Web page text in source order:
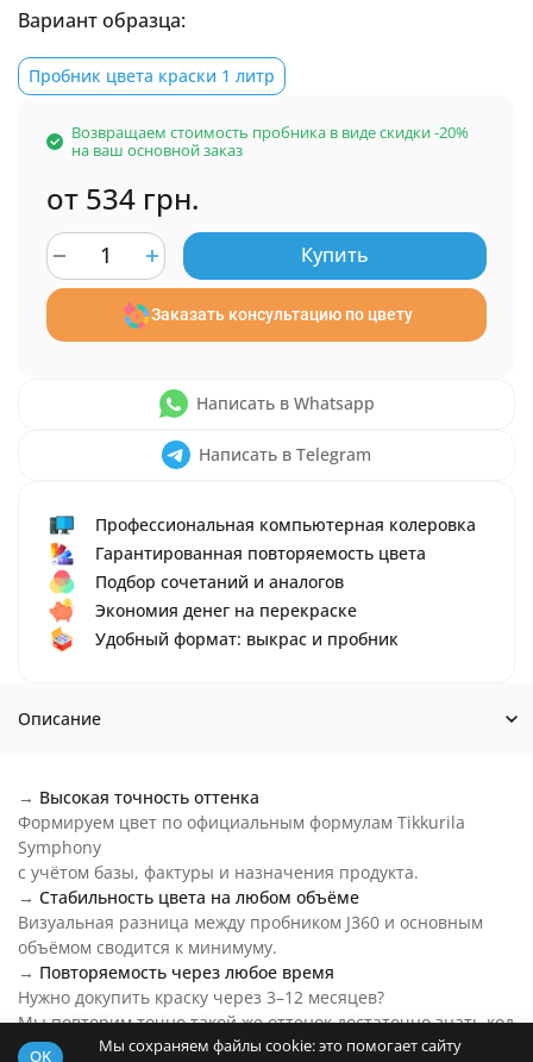
Вариант образца:
Пробник цвета краски 1 литр
Возвращаем стоимость пробника в виде скидки -20%
на ваш основной заказ
от 534 грн.
Купить
Заказать консультацию по цвету
Написать в Whatsapp
Написать в Telegram
Профессиональная компьютерная колеровка
Гарантированная повторяемость цвета
Подбор сочетаний и аналогов
Экономия денег на перекраске
Удобный формат: выкрас и пробник
Описание
→ Высокая точность оттенка
Формируем цвет по официальным формулам Tikkurila
Symphony
с учётом базы, фактуры и назначения продукта.
→ Стабильность цвета на любом объёме
Визуальная разница между пробником J360 и основным
объёмом сводится к минимуму.
→ Повторяемость через любое время
Нужно докупить краску через 3–12 месяцев?
Мы повторим точно такой же оттенок достаточно знать код
цвета.
OK
Мы сохраняем файлы cookie: это помогает сайту